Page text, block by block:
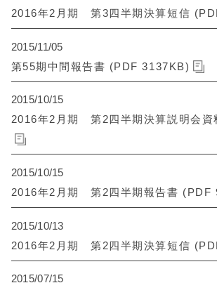
2016年2月期 第3四半期決算短信
2015/11/05
第55期中間報告書 (PDF 3137KB)
2015/10/15
2016年2月期 第2四半期決算説明会資
2015/10/15
2016年2月期 第2四半期報告書 (PDF
2015/10/13
2016年2月期 第2四半期決算短信
2015/07/15